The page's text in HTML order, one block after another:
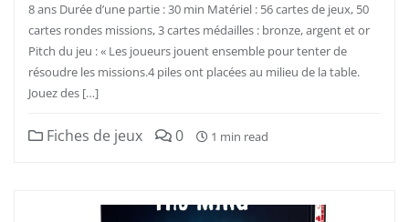
8 ans Durée d’une partie : 30 min Matériel : 56 cartes de jeux, 50
cartes rondes missions, 3 cartes médailles : bronze, argent et or
Pitch du jeu : « Les joueurs jouent ensemble pour tenter de
résoudre les missions.4 piles ont placées au milieu de la table.
Jouez des […]
Fiches de jeux 0 1 min read